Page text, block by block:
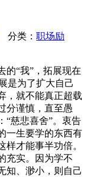
分类： 职场励
的“我”，拓展现在
是为了扩大自己
，就不能真正超载
分谨慎，直至愚
“慈悲喜舍”。衷告
一生要学的东西有
才能事半功倍。
充实。因为学不
知、渺小，则自己